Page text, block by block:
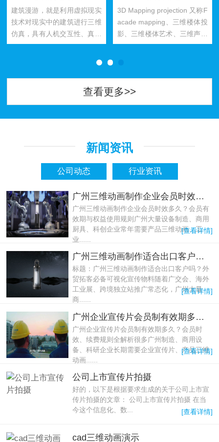
建筑漫游，就是利用虚拟现实
技术对现实中的建筑进行三维
仿真，具有人机交互性、真实
建筑空间感、大面积三维地形
3D Mapping projection 又称F
acade mapping、三维楼体投
影、三维楼体艺术、三维声乐
影......
查看更多>>
新闻资讯
公司动态 行业资讯
广州三维动画制作企业会员时效多久？会员有效期与权益使用规则
广州三维动画制作企业会员时效多久？会员有
效期与权益使用规则广州大量设备制造、商用
厨具、科创企业常年需要产品三维动画、工
业......
[查看详情]
广州三维动画制作适合出口客户吗？外贸拓客必备可视化宣传物料
标题：广州三维动画制作适合出口客户吗？外
贸拓客必备可视化宣传物料随着广交会、海外
工业展、跨境独立站推广常态化，广州大量
商......
[查看详情]
广州企业宣传片会员制有效期多久？会员时效、续费规则全解析
广州企业宣传片会员制有效期多久？会员时
效、续费规则全解析很多广州制造、商用设
备、科研企业长期需要企业宣传片、产品三维
动画......
[查看详情]
公司上市宣传片拍摄
好的，以下是根据要求生成的关于公司上市宣
传片拍摄的文章： 公司上市宣传片拍摄 在当
今这个信息化、数...
[查看详情]
cad三维动画演示